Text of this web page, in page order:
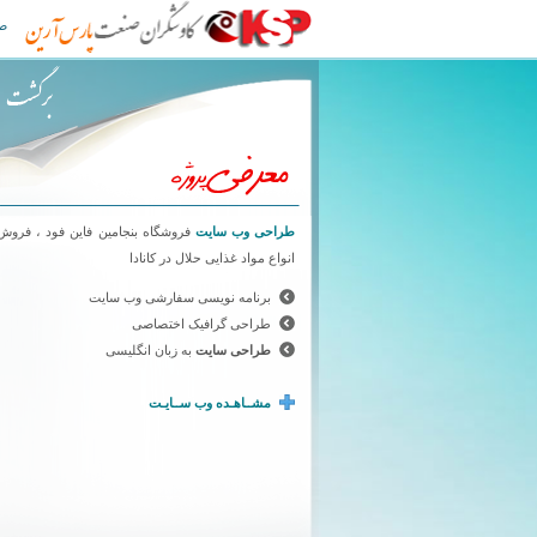
طراحی سایت کاوشگران صنعت پارس آرین
طراحی وب سایت فروشگاه بنجامین فاین فود ،
انواع مواد غذایی حلال در کانادا
برنامه نویسی سفارشی وب سایت
طراحی گرافیک اختصاصی
طراحی سایت به زبان انگلیسی
مشــاهـده وب ســایـت